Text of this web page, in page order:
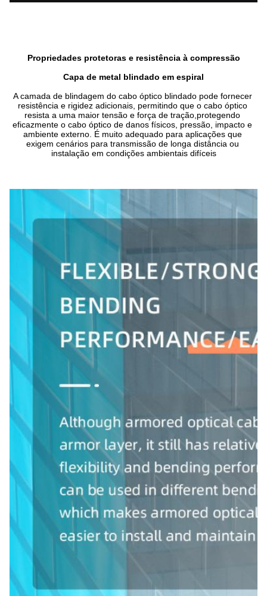
Propriedades protetoras e resistência à compressão
Capa de metal blindado em espiral
A camada de blindagem do cabo óptico blindado pode fornecer
resistência e rigidez adicionais, permitindo que o cabo óptico
resista a uma maior tensão e força de tração,protegendo
eficazmente o cabo óptico de danos físicos, pressão, impacto e
ambiente externo. É muito adequado para aplicações que
exigem cenários para transmissão de longa distância ou
instalação em condições ambientais difíceis